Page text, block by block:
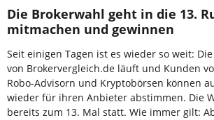
Die Brokerwahl geht in die 13.
mitmachen und gewinnen
Seit einigen Tagen ist es wieder so weit:
von Brokervergleich.de läuft und Kunden
Robo-Advisorn und Kryptobörsen können
wieder für ihren Anbieter abstimmen. Die
bereits zum 13. Mal statt. Wie immer gilt: